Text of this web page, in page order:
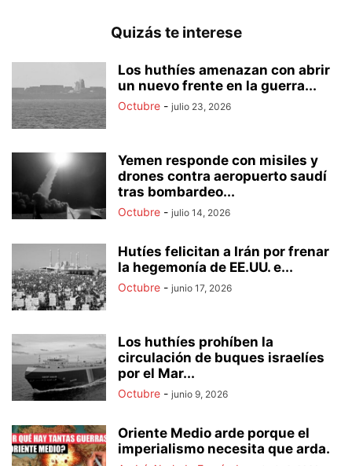
Quizás te interese
Los huthíes amenazan con abrir
un nuevo frente en la guerra...
Octubre - julio 23, 2026
Yemen responde con misiles y
drones contra aeropuerto saudí
tras bombardeo...
Octubre - julio 14, 2026
Hutíes felicitan a Irán por frenar
la hegemonía de EE.UU. e...
Octubre - junio 17, 2026
Los huthíes prohíben la
circulación de buques israelíes
por el Mar...
Octubre - junio 9, 2026
Oriente Medio arde porque el
imperialismo necesita que arda.